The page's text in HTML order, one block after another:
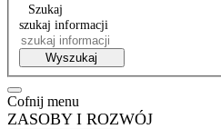
Szukaj
szukaj informacji
Wyszukaj
Cofnij menu
ZASOBY I ROZWÓJ